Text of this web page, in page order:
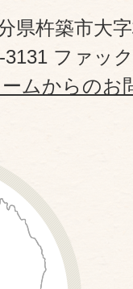
県杵築市大
3131 ファッ
ムからのお